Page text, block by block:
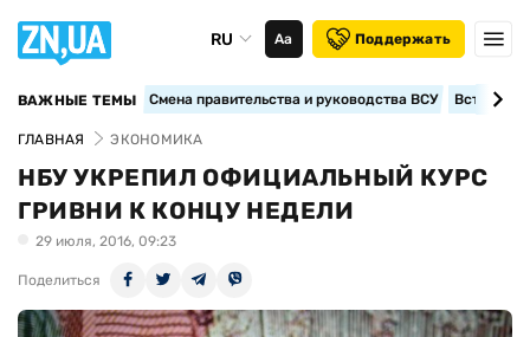
RU Аа Поддержать
ВАЖНЫЕ ТЕМЫ Смена правительства и руководства ВСУ
ГЛАВНАЯ ЭКОНОМИКА
НБУ УКРЕПИЛ ОФИЦИАЛЬНЫЙ КУРС
ГРИВНИ К КОНЦУ НЕДЕЛИ
29 июля, 2016, 09:23
Поделиться